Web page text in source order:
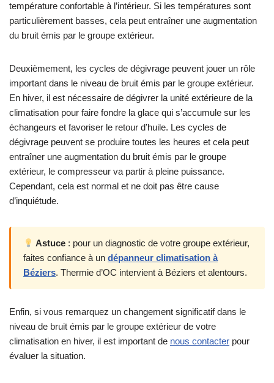
température confortable à l’intérieur. Si les températures sont
particulièrement basses, cela peut entraîner une augmentation
du bruit émis par le groupe extérieur.
Deuxièmement, les cycles de dégivrage peuvent jouer un rôle
important dans le niveau de bruit émis par le groupe extérieur.
En hiver, il est nécessaire de dégivrer la unité extérieure de la
climatisation pour faire fondre la glace qui s’accumule sur les
échangeurs et favoriser le retour d’huile. Les cycles de
dégivrage peuvent se produire toutes les heures et cela peut
entraîner une augmentation du bruit émis par le groupe
extérieur, le compresseur va partir à pleine puissance.
Cependant, cela est normal et ne doit pas être cause
d’inquiétude.
Astuce : pour un diagnostic de votre groupe extérieur,
faites confiance à un dépanneur climatisation à
Béziers. Thermie d’OC intervient à Béziers et alentours.
Enfin, si vous remarquez un changement significatif dans le
niveau de bruit émis par le groupe extérieur de votre
climatisation en hiver, il est important de nous contacter pour
évaluer la situation.